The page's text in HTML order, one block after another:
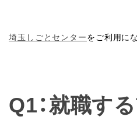
埼玉しごとセンターをご利用に
Q1：就職す